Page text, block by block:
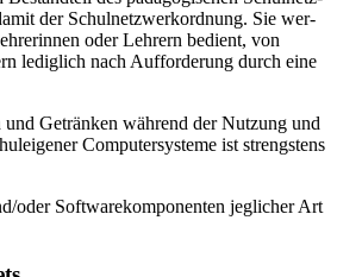
der Schul­netz­werk­ord­nung. Sie wer­
oder Leh­rern bedient, von
ledig­lich nach Auf­for­de­rung durch eine
Geträn­ken wäh­rend der Nut­zung und
Com­pu­ter­sys­te­me ist strengs­tens
oder Soft­ware­kom­po­nen­ten jeg­li­cher Art